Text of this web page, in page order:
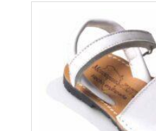
transpiración,
modelo con la tira de
practicidad y moda no
con todos los estilos de
rango de tallas desde la talla
tener en cuenta que las
grandes y si tienes